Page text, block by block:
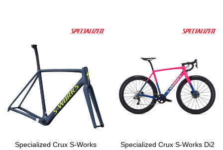
Specialized Crux S-Works
Specialized Crux S-Works Di2